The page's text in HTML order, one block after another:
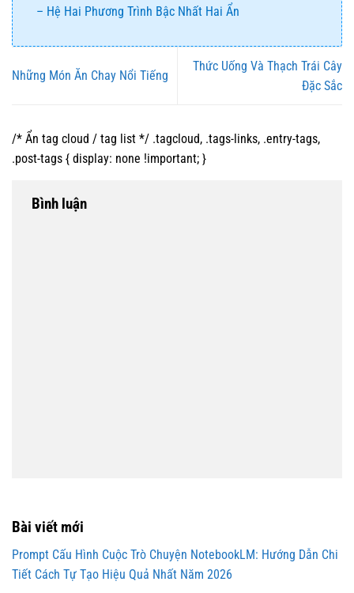
Bài viết mới
Prompt Cấu Hình Cuộc Trò Chuyện NotebookLM: Hướng Dẫn Chi
Tiết Cách Tự Tạo Hiệu Quả Nhất Năm 2026
– Hệ Hai Phương Trình Bậc Nhất Hai Ẩn
Những Món Ăn Chay Nổi Tiếng
Thức Uống Và Thạch Trái Cây
Đặc Sắc
/* Ẩn tag cloud / tag list */ .tagcloud, .tags-links, .entry-tags,
.post-tags { display: none !important; }
Bình luận